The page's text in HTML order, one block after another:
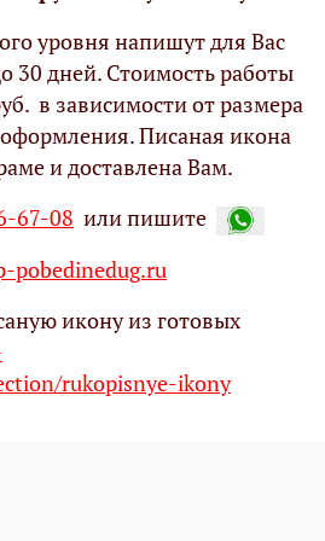
уровня напишут для Вас
30 дней. Стоимость работы
в зависимости от размера
Писаная икона
и доставлена Вам.
67-08 или пишите
pobedinedug.ru
икону из готовых
rukopisnye-ikony